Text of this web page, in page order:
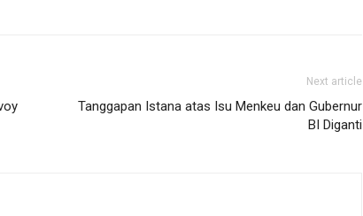
Next article
Tanggapan Istana atas Isu Menkeu dan Gubernur
BI Diganti